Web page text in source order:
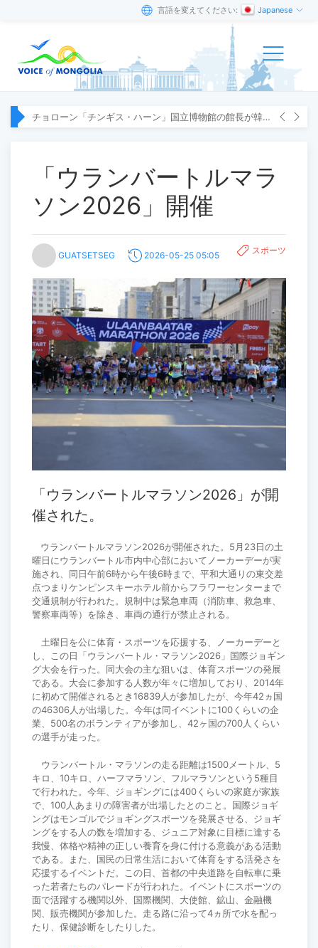
言語を変えてください: Japanese
チョローン「チンギス・ハーン」国立博物館の館長が韓国へ出張
「ウランバートルマラ
ソン2026」開催
GUATSETSEG 2026-05-25 05:05 スポーツ
「ウランバートルマラソン2026」が開
催された。
ウランバートルマラソン2026が開催された。5月23日の土
曜日にウランバートル市内中心部においてノーカーデーが実
施され、同日午前6時から午後6時まで、平和大通りの東交差
点つまりケンピンスキーホテル前からフラワーセンターまで
交通規制が行われた。規制中は緊急車両（消防車、救急車、
警察車両等）を除き、車両の通行が禁止される。
土曜日を公に体育・スポーツを応援する、ノーカーデーと
し、この日「ウランバートル・マラソン2026」国際ジョギン
グ大会を行った。同大会の主な狙いは、体育スポーツの発展
である。大会に参加する人数が年々に増加しており、2014年
に初めて開催されるとき16839人が参加したが、今年42ヵ国
の46306人が出場した。今年は同イベントに100くらいの企
業、500名のボランティアが参加し、42ヶ国の700人くらい
の選手が走った。
ウランバートル・マラソンの走る距離は1500メートル、5
キロ、10キロ、ハーフマラソン、フルマラソンという5種目
で行われた。今年、ジョギングには400くらいの家庭が家族
で、100人あまりの障害者が出場したとのこと。国際ジョギ
ングはモンゴルでジョギングスポーツを発展させる、ジョギ
ングをする人の数を増加する、ジュニア対象に目標に達する
我慢、体格や精神の正しい養育を身に付ける意義がある活動
である。また、国民の日常生活において体育をする活発さを
応援するイベントだ。この日、首都の中央道路を自転車に乗
った若者たちのパレードが行われた。イベントにスポーツの
面で活躍する機関以外、国際機関、大使館、鉱山、金融機
関、販売機関が参加した。走る路に沿って4ヵ所で水を配っ
たり、保健診断をしたりした。